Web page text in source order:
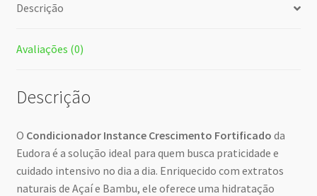
Descrição
Avaliações (0)
Descrição
O Condicionador Instance Crescimento Fortificado da
Eudora é a solução ideal para quem busca praticidade e
cuidado intensivo no dia a dia. Enriquecido com extratos
naturais de Açaí e Bambu, ele oferece uma hidratação